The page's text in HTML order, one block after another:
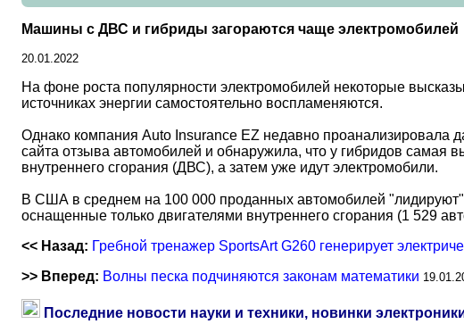
Машины с ДВС и гибриды загораются чаще электромобилей
20.01.2022
На фоне роста популярности электромобилей некоторые
источниках энергии самостоятельно воспламеняются.
Однако компания Auto Insurance EZ недавно проанализировала
сайта отзыва автомобилей и обнаружила, что у гибридов самая
внутреннего сгорания (ДВС), а затем уже идут электромобили.
В США в среднем на 100 000 проданных автомобилей
оснащенные только двигателями внутреннего сгорания (1 529
<< Назад: Гребной тренажер SportsArt G260 генерирует
>> Вперед: Волны песка подчиняются законам математики
Последние новости науки и техники, новинки